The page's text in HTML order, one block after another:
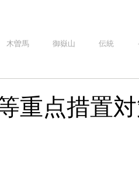
木曽馬 御嶽山 伝統
重点措置